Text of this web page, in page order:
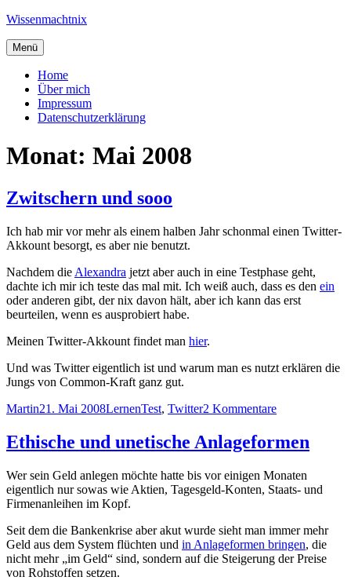
Zum
springen
Wissenmachtnix
Menü
Home
Über mich
Impressum
Datenschutzerklärung
Monat: Mai 2008
Zwitschern und sooo
Ich hab mir vor mehr als einem halben Jahr schonmal einen Twitter-
Akkount besorgt, es aber nie benutzt.
Nachdem die Alexandra jetzt aber auch in eine Testphase geht,
dachte ich mir ich teste das mal mit. Ich weiß auch, dass es den ein
oder anderen gibt, der nix davon hält, aber ich kann das erst
beurteilen, wenn es ausprobiert habe.
Meinen Twitter-Akkount findet man hier.
Und was Twitter eigentlich ist und warum man es nutzt erklären die
Jungs von Common-Kraft ganz gut.
Autor
MartinVeröffentlicht
21. Mai 2008Kategorien
LernenSchlagwörter
Test, Twitter2 Kommentarezu
sooo
Ethische und unetische Anlageformen
Wer sein Geld anlegen möchte hatte bis vor einigen Monaten
eigentlich nur sowas wie Aktien, Tagesgeld-Konten, Staats- und
Firmenanleihen im Kopf.
Seit dem die Bankenkrise aber akut wurde sieht man immer mehr
Geld aus dem System flüchten und in Anlageformen bringen, die
nicht mehr „im Geld“ sind, sondern auf die Steigerung der Preise
von Rohstoffen setzen.